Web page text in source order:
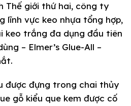
Thế giới thứ hai, công ty
lĩnh vực keo nhựa tổng hợp,
keo trắng đa dụng đầu tiên
– Elmer’s Glue-All –
được đựng trong chai thủy
gỗ kiểu que kem được cố